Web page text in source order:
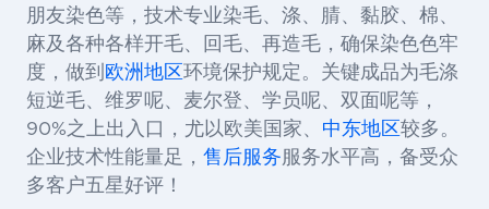
朋友染色等，技术专业染毛、涤、腈、黏胶、棉、
麻及各种各样开毛、回毛、再造毛，确保染色色牢
度，做到 欧洲地区环境保护规定。关键成品为毛涤
短逆毛、维罗呢、麦尔登、学员呢、双面呢等，
90%之上出入口，尤以欧美国家、 中东地区较多。
企业技术性能量足， 售后服务服务水平高，备受众
多客户五星好评！